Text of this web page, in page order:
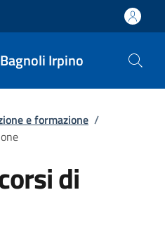
Irpino
e formazione /
di